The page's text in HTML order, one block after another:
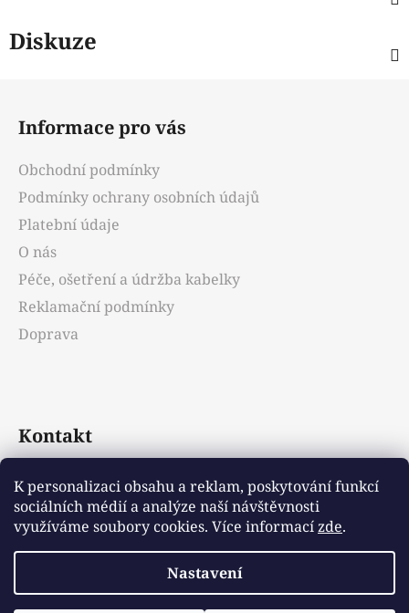
K personalizaci obsahu a reklam, poskytování funkcí
sociálních médií a analýze naší návštěvnosti
využíváme soubory cookies. Více informacízde.
Nastavení
Diskuze
Informace pro vás
Obchodní podmínky
Podmínky ochrany osobních údajů
Platební údaje
O nás
Péče, ošetření a údržba kabelky
Reklamační podmínky
Doprava
Kontakt
info@emotys.cz
+421903231812